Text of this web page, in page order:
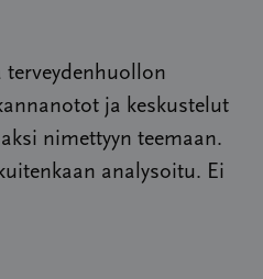
terveydenhuollon
ja keskustelut
nimettyyn teemaan.
analysoitu. Ei